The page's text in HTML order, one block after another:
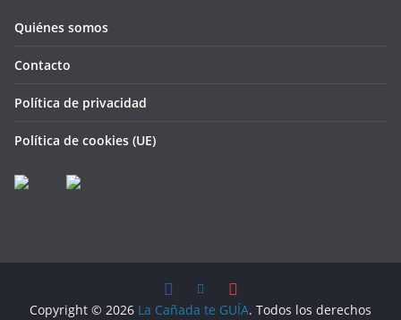
Quiénes somos
Contacto
Política de privacidad
Política de cookies (UE)
Copyright © 2026 La Cañada te GUÍA. Todos los derechos